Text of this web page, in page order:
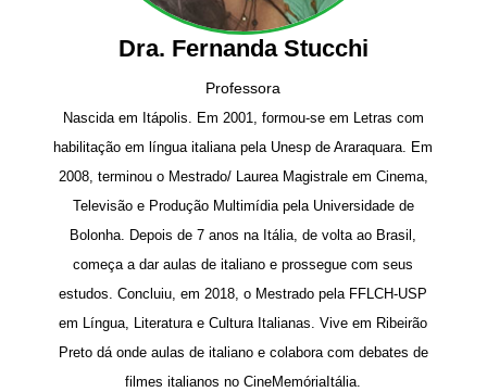
Dra. Fernanda Stucchi
Professora
Nascida em Itápolis. Em 2001, formou-se em Letras com
habilitação em língua italiana pela Unesp de Araraquara. Em
2008, terminou o Mestrado/ Laurea Magistrale em Cinema,
Televisão e Produção Multimídia pela Universidade de
Bolonha. Depois de 7 anos na Itália, de volta ao Brasil,
começa a dar aulas de italiano e prossegue com seus
estudos. Concluiu, em 2018, o Mestrado pela FFLCH-USP
em Língua, Literatura e Cultura Italianas. Vive em Ribeirão
Preto dá onde aulas de italiano e colabora com debates de
filmes italianos no CineMemóriaItália.